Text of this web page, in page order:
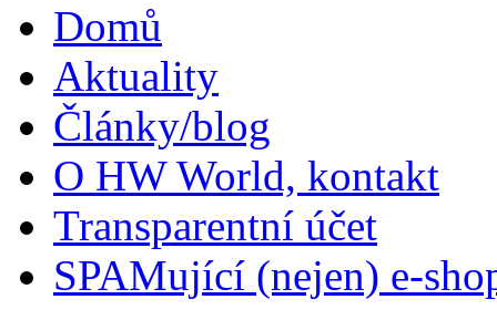
Domů
Aktuality
Články/blog
O HW World, kontakt
Transparentní účet
SPAMující (nejen) e-